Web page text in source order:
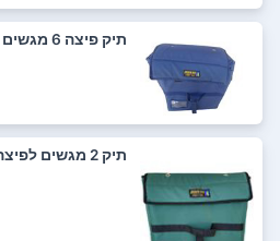
תיק פיצה 6 מגשים - דגם 141007
תיק 2 מגשים לפיצה - דגם 141001